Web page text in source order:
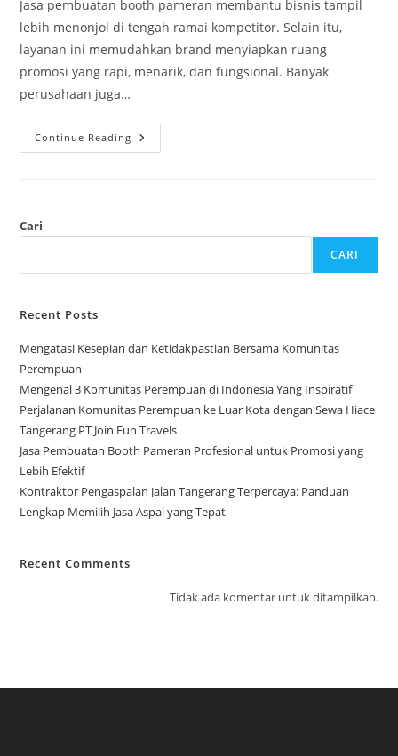
Jasa pembuatan booth pameran membantu bisnis tampil
lebih menonjol di tengah ramai kompetitor. Selain itu,
layanan ini memudahkan brand menyiapkan ruang
promosi yang rapi, menarik, dan fungsional. Banyak
perusahaan juga…
Continue Reading Jasa
Pembuatan
Lebih
Cari
CARI
Recent Posts
Mengatasi Kesepian dan Ketidakpastian Bersama Komunitas
Perempuan
Mengenal 3 Komunitas Perempuan di Indonesia Yang Inspiratif
Perjalanan Komunitas Perempuan ke Luar Kota dengan Sewa Hiace
Tangerang PT Join Fun Travels
Jasa Pembuatan Booth Pameran Profesional untuk Promosi yang
Lebih Efektif
Kontraktor Pengaspalan Jalan Tangerang Terpercaya: Panduan
Lengkap Memilih Jasa Aspal yang Tepat
Recent Comments
Tidak ada komentar untuk ditampilkan.